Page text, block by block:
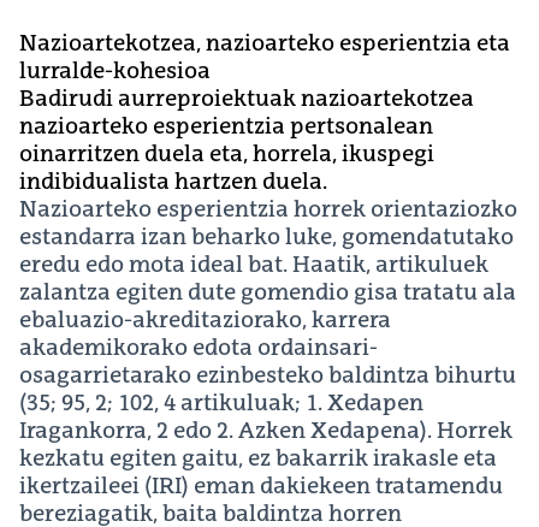
Nazioartekotzea, nazioarteko esperientzia eta
lurralde-kohesioa
Badirudi aurreproiektuak nazioartekotzea
nazioarteko esperientzia pertsonalean
oinarritzen duela eta, horrela, ikuspegi
indibidualista hartzen duela.
Nazioarteko esperientzia horrek orientaziozko
estandarra izan beharko luke, gomendatutako
eredu edo mota ideal bat. Haatik, artikuluek
zalantza egiten dute gomendio gisa tratatu ala
ebaluazio-akreditaziorako, karrera
akademikorako edota ordainsari-
osagarrietarako ezinbesteko baldintza bihurtu
(35; 95, 2; 102, 4 artikuluak; 1. Xedapen
Iragankorra, 2 edo 2. Azken Xedapena). Horrek
kezkatu egiten gaitu, ez bakarrik irakasle eta
ikertzaileei (IRI) eman dakiekeen tratamendu
bereziagatik, baita baldintza horren